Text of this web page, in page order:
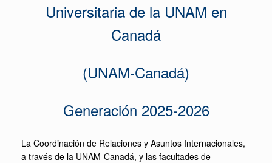
Universitaria de la UNAM en
Canadá
(UNAM-Canadá)
Generación 2025-2026
La Coordinación de Relaciones y Asuntos Internacionales,
a través de la UNAM-Canadá, y las facultades de